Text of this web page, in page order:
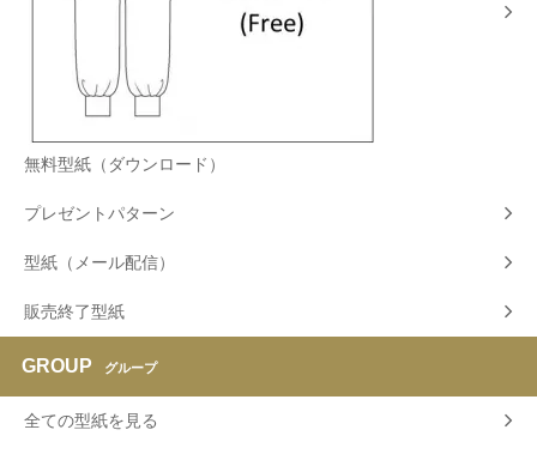
無料型紙（ダウンロード）
プレゼントパターン
型紙（メール配信）
販売終了型紙
GROUP グループ
全ての型紙を見る